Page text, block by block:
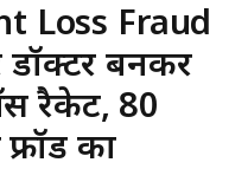
Loss Fraud
बनकर
रैकेट, 80
का